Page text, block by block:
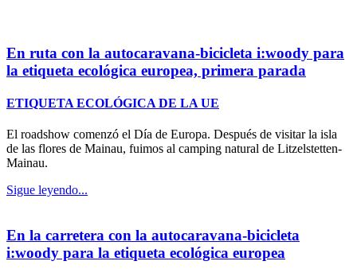
En ruta con la autocaravana-bicicleta i:woody para
la etiqueta ecológica europea, primera parada
ETIQUETA ECOLÓGICA DE LA UE
El roadshow comenzó el Día de Europa. Después de visitar la isla
de las flores de Mainau, fuimos al camping natural de Litzelstetten-
Mainau.
Sigue leyendo...
En la carretera con la autocaravana-bicicleta
i:woody para la etiqueta ecológica europea